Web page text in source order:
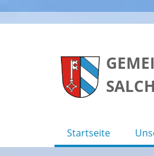
Startseite